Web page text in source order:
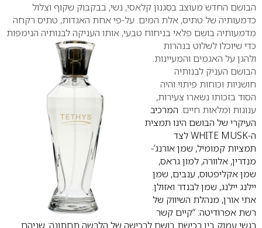
הבושם החדש מעוצב בסגנון קלאסי, נשי, בבקבוק שקוף וצלול
כדמעותיה של טתיס, אלת המים. על-פי אחת האגדות, טתיס רקחה
מדמעותיה בושם פלאי בניחוח טבעי, אותו העניקה לבנותיה הנימפות
כדי שיוכלו לשלוט בנהרות
ולהגן על האגמים והמעיינות.
הבושם העניק לבנותיה
חושניות וכוחות פיתוי והיה
הסוד בזכותו נשארו צעירות,
ענוגות ומלאות חיים. המרכיב
העיקרי של הבושם הינו תמצית
ה-WHITE MUSK לצד
תמציות קמומיל, שמן אורנג’-
מנדרין, אלוורה, למון גראס,
שמן אקליפטוס, ענבים, שמן
יילנג יילנג, שמן לבנדר ואזולן.
אתי אורן, מנהלת השיווק של
רשת אפרודיטה: “קיים קשר
רגשי עמוק בין רכישת בושם לרכישה של הלבשה תחתונה: שניהם